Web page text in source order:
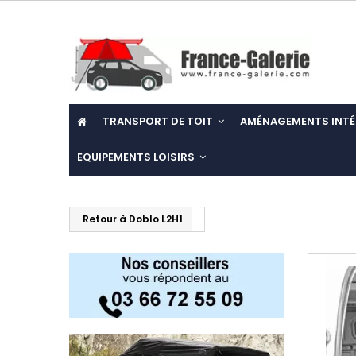
TRANSPORT DE TOIT AMÉNAGEMENTS
EQUIPEMENTS LOISIRS
Retour à Doblo L2H1